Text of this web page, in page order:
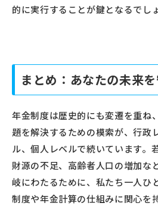
的に実行することが鍵となるでしょ
まとめ：あなたの未来
年金制度は歴史的にも変遷を重ね
題を解決するための模索が、行政
ル、個人レベルで続いています。
財源の不足、高齢者人口の増加な
岐にわたるために、私たち一人ひ
制度や年金計算の仕組みに関心を